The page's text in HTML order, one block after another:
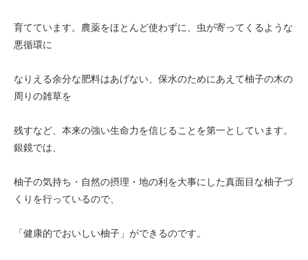
育てています。農薬をほとんど使わずに、虫が寄ってくるような
悪循環に
なりえる余分な肥料はあげない、保水のためにあえて柚子の木の
周りの雑草を
残すなど、本来の強い生命力を信じることを第一としています。
銀鏡では、
柚子の気持ち・自然の摂理・地の利を大事にした真面目な柚子づ
くりを行っているので、
「健康的でおいしい柚子」ができるのです。